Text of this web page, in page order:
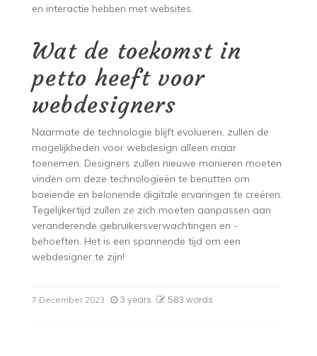
en interactie hebben met websites.
Wat de toekomst in
petto heeft voor
webdesigners
Naarmate de technologie blijft evolueren, zullen de
mogelijkheden voor webdesign alleen maar
toenemen. Designers zullen nieuwe manieren moeten
vinden om deze technologieën te benutten om
boeiende en belonende digitale ervaringen te creëren.
Tegelijkertijd zullen ze zich moeten aanpassen aan
veranderende gebruikersverwachtingen en -
behoeften. Het is een spannende tijd om een
webdesigner te zijn!
7 December 2023 3 years 583 words